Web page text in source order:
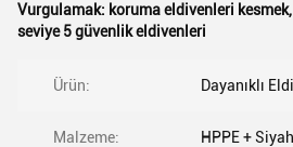
Vurgulamak: koruma eldivenleri kesmek,
seviye 5 güvenlik eldivenleri
Ürün: Dayanıklı
Malzeme: HPPE +